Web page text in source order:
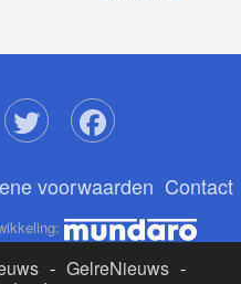
voorwaarden Contact
- GelreNieuws -